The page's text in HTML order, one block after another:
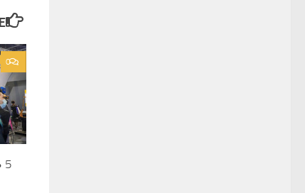
0
5 طرق لاختيار الحدث المناسب لعملك